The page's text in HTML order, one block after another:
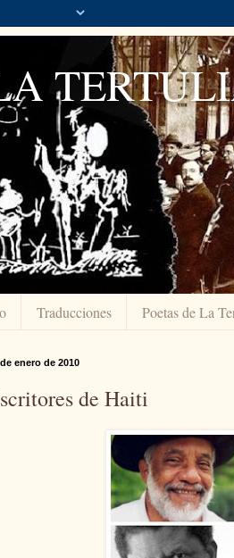
Traducciones Poetas de La
enero de 2010
de Haiti